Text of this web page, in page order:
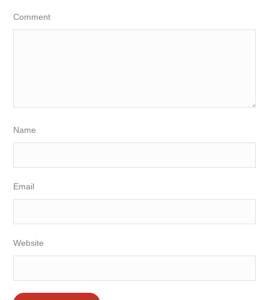
Comment
Name
Email
Website